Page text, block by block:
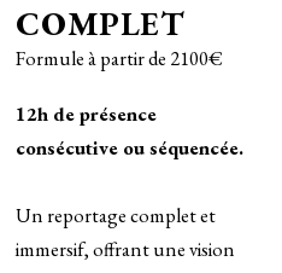
COMPLET
Formule à partir de 2100€
12h de présence
consécutive ou séquencée.
Un reportage complet et
immersif, offrant une vision